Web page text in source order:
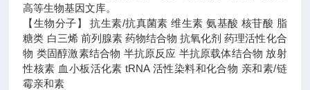
高等生物基因文库。
【生物分子】 抗生素/抗真菌素 维生素 氨基酸 核苷酸 脂
糖类 白三烯 前列腺素 药物结合物 抗氧化剂 药理活性化合
物 类固醇激素结合物 半抗原反应 半抗原载体结合物 放射
性核素 血小板活化素 tRNA 活性染料和化合物 亲和素/链
霉亲和素